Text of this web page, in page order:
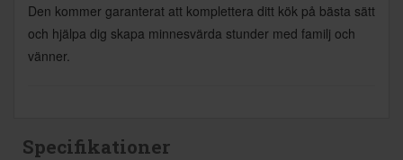
Den kommer garanterat att komplettera ditt kök på bästa sätt
och hjälpa dig skapa minnesvärda stunder med familj och
vänner.
Specifikationer